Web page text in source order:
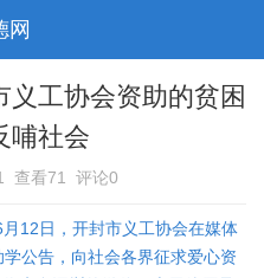
网
义工协会资助的贫困
哺社会
查看71 评论0
日，开封市义工协会在媒体
公告，向社会各界征求爱心资